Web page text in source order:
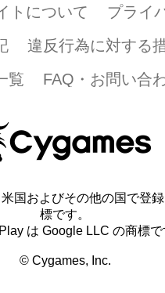
トについて
プライ
違反行為に対する
覧
FAQ・お問い合
国およびその他の国で登
標です。
は Google LLC の商標で
© Cygames, Inc.